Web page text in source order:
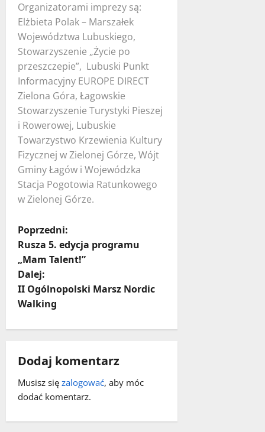
Organizatorami imprezy są:
Elżbieta Polak – Marszałek
Województwa Lubuskiego,
Stowarzyszenie „Życie po
przeszczepie”, Lubuski Punkt
Informacyjny EUROPE DIRECT
Zielona Góra, Łagowskie
Stowarzyszenie Turystyki Pieszej
i Rowerowej, Lubuskie
Towarzystwo Krzewienia Kultury
Fizycznej w Zielonej Górze, Wójt
Gminy Łagów i Wojewódzka
Stacja Pogotowia Ratunkowego
w Zielonej Górze.
Z
o
b
a
c
z
w
p
Poprzedni:
Rusza 5. edycja programu
„Mam Talent!”
Dalej:
II Ogólnopolski Marsz Nordic
Walking
Dodaj komentarz
Musisz się zalogować, aby móc
dodać komentarz.